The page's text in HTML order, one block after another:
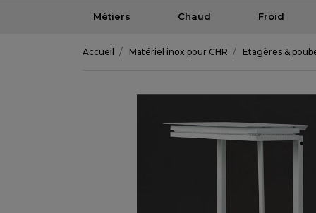
Métiers Chaud Froid
Accueil Matériel inox pour CHR Etagères &